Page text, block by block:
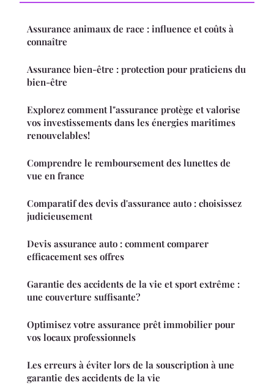
Assurance animaux de race : influence et coûts à
connaître
Assurance bien-être : protection pour praticiens du
bien-être
Explorez comment l"assurance protège et valorise
vos investissements dans les énergies maritimes
renouvelables!
Comprendre le remboursement des lunettes de
vue en france
Comparatif des devis d'assurance auto : choisissez
judicieusement
Devis assurance auto : comment comparer
efficacement ses offres
Garantie des accidents de la vie et sport extrême :
une couverture suffisante?
Optimisez votre assurance prêt immobilier pour
vos locaux professionnels
Les erreurs à éviter lors de la souscription à une
garantie des accidents de la vie